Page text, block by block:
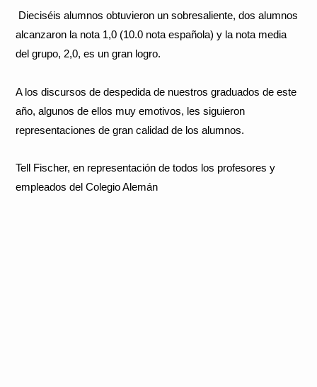
Dieciséis alumnos obtuvieron un sobresaliente, dos alumnos
alcanzaron la nota 1,0 (10.0 nota española) y la nota media
del grupo, 2,0, es un gran logro.
A los discursos de despedida de nuestros graduados de este
año, algunos de ellos muy emotivos, les siguieron
representaciones de gran calidad de los alumnos.
Tell Fischer, en representación de todos los profesores y
empleados del Colegio Alemán